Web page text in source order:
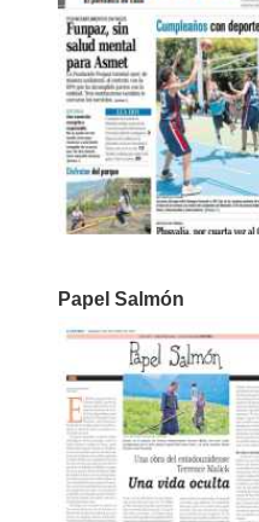
Papel Salmón